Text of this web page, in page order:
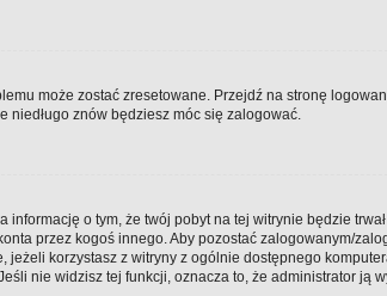
może zostać zresetowane. Przejdź na stronę
niedługo znów będziesz móc się zalogować.
informację o tym, że twój pobyt na tej witrynie będzie
przez kogoś innego. Aby pozostać zalogowanym/
jeżeli korzystasz z witryny z ogólnie dostępnego
nie widzisz tej funkcji, oznacza to, że administrator ją